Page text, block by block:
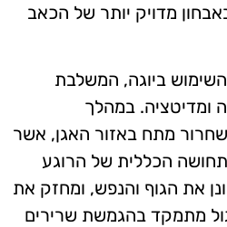
מדויק יותר של הכאב
ביוגה, המשלבת
ומדיטציה. במהלך
שחרור מתח באזור האגן, אשר
הכללית של הרוגע
את הגוף והנפש, ומחזק את
מתמקד בהגמשת שרירים